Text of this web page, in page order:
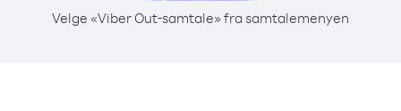
Velge «Viber Out-samtale» fra samtalemenyen